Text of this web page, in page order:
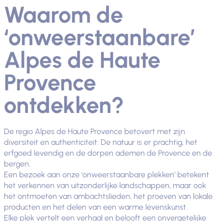
Waarom de
‘onweerstaanbare’
Alpes de Haute
Provence
ontdekken?
De regio Alpes de Haute Provence betovert met zijn
diversiteit en authenticiteit. De natuur is er prachtig, het
erfgoed levendig en de dorpen ademen de Provence en de
bergen.
Een bezoek aan onze ‘onweerstaanbare plekken’ betekent
het verkennen van uitzonderlijke landschappen, maar ook
het ontmoeten van ambachtslieden, het proeven van lokale
producten en het delen van een warme levenskunst.
Elke plek vertelt een verhaal en belooft een onvergetelijke